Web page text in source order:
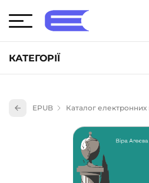
КАТЕГОРІЇ
Книги для дітей (836)
Книги для підлітків (240)
Науково-популярна
Навчальна література та
EPUB Каталог електронних